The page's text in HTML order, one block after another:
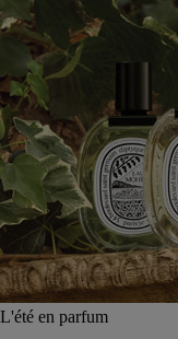
L'été en parfum